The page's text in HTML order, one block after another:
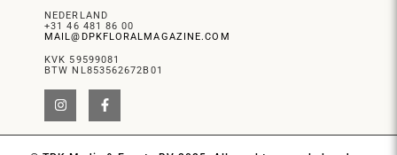
NEDERLAND
+31 46 481 86 00
MAIL@DPKFLORALMAGAZINE.COM
KVK 59599081
BTW NL853562672B01